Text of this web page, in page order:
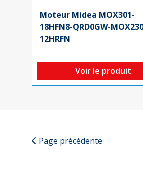
Moteur Midea MOX301-
18HFN8-QRD0GW-
12HRFN
Voir le produit
Page précédente